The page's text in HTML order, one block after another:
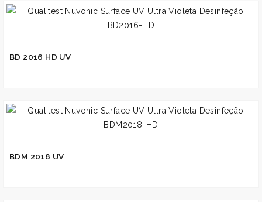
BD 2016 HD UV
BDM 2018 UV